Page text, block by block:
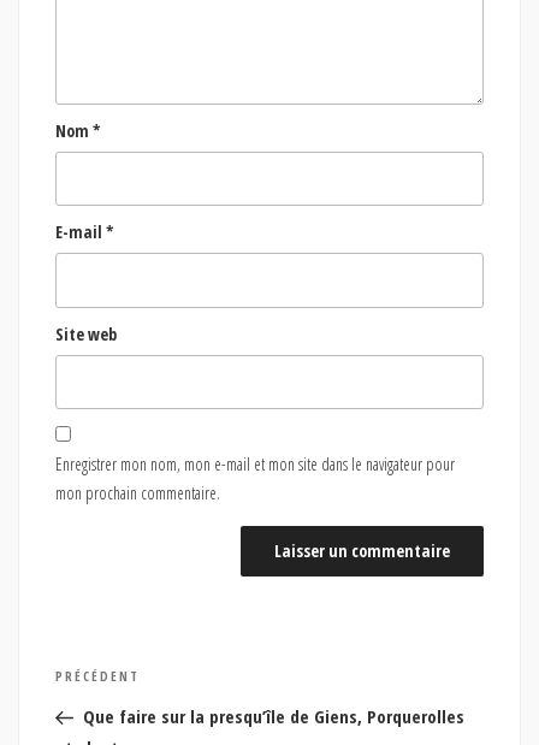
Nom *
E-mail *
Site web
Enregistrer mon nom, mon e-mail et mon site dans le navigateur pour
mon prochain commentaire.
Navigation
de
Article
précédent
PRÉCÉDENT
Que faire sur la presqu’île de Giens, Porquerolles